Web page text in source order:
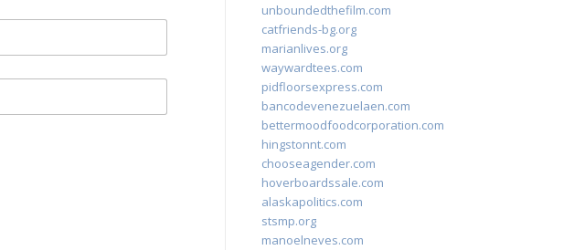
unboundedthefilm.com
catfriends-bg.org
marianlives.org
waywardtees.com
pidfloorsexpress.com
bancodevenezuelaen.com
bettermoodfoodcorporation.com
hingstonnt.com
chooseagender.com
hoverboardssale.com
alaskapolitics.com
stsmp.org
manoelneves.com